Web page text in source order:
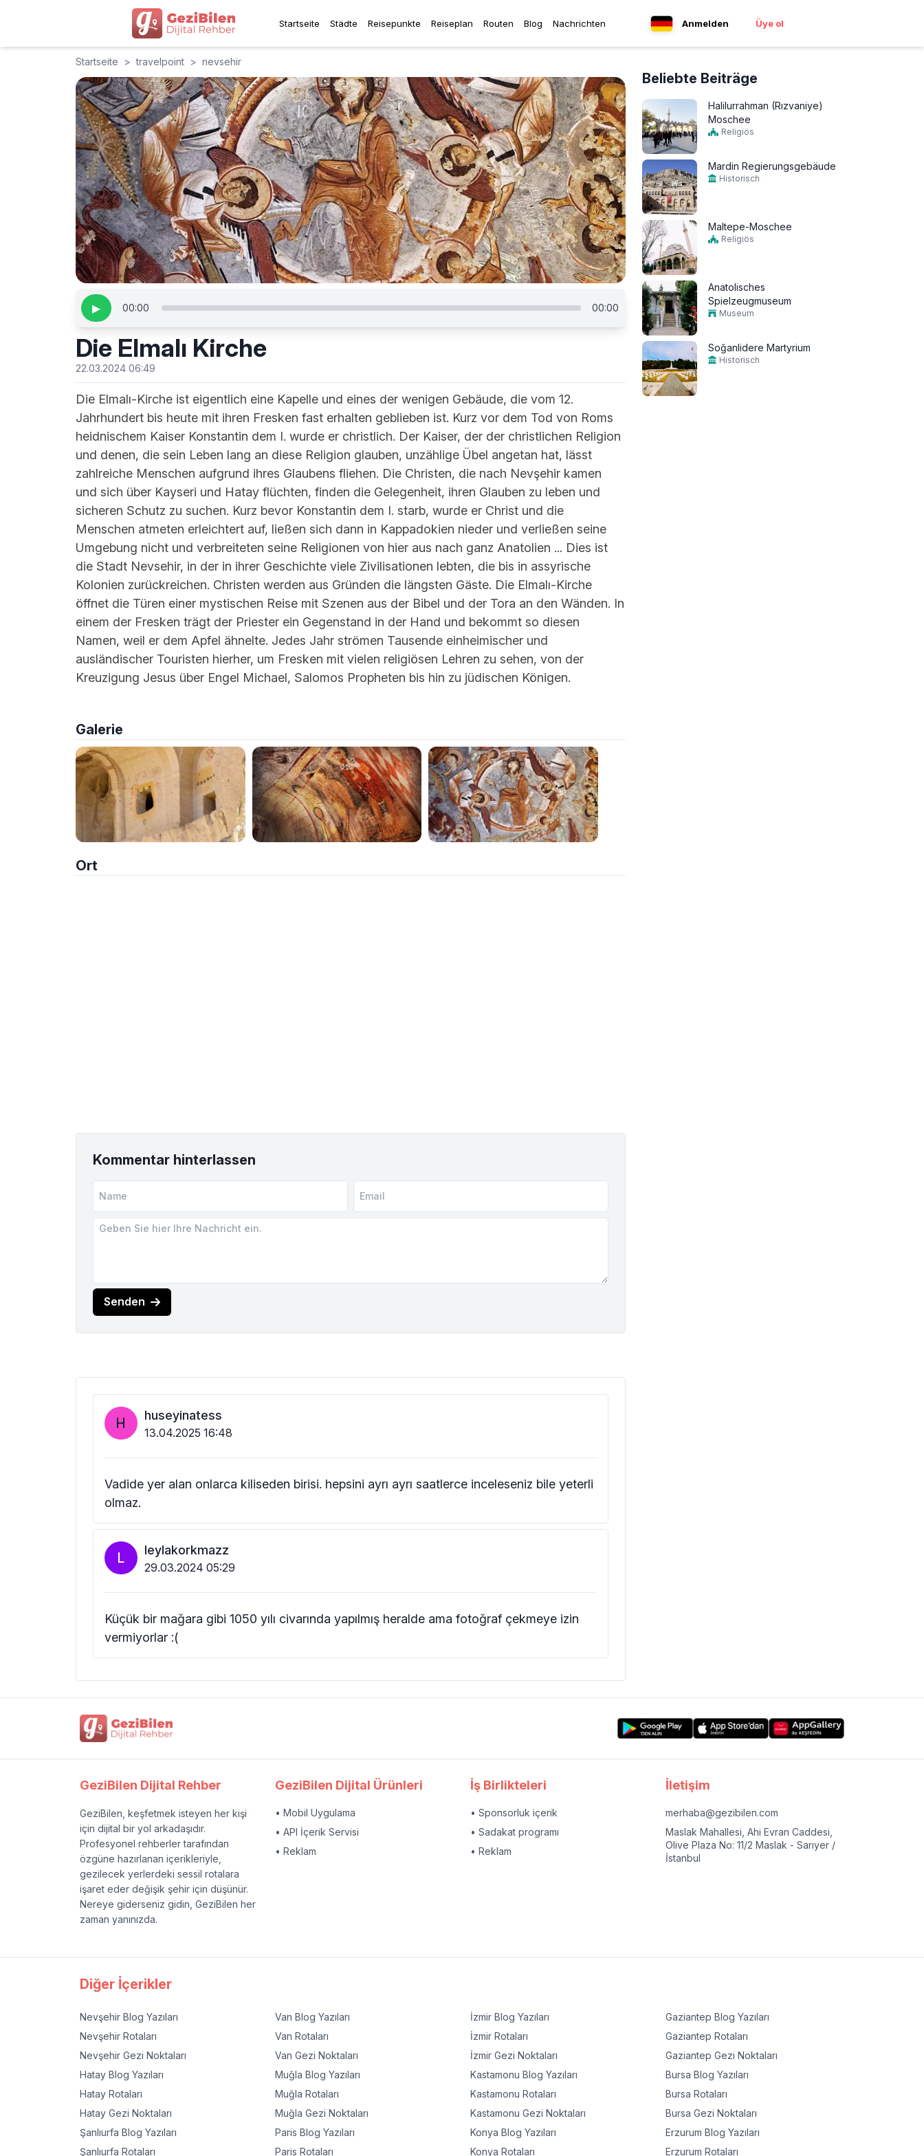
Startseite Städte Reisepunkte Reiseplan Routen Blog Nachrichten Anmelden Üye ol
Startseite > travelpoint > nevsehir
▶ 00:00 00:00
Die Elmalı Kirche
22.03.2024 06:49
Die Elmalı-Kirche ist eigentlich eine Kapelle und eines der wenigen Gebäude, die vom 12.
Jahrhundert bis heute mit ihren Fresken fast erhalten geblieben ist. Kurz vor dem Tod von Roms
heidnischem Kaiser Konstantin dem I. wurde er christlich. Der Kaiser, der der christlichen Religion
und denen, die sein Leben lang an diese Religion glauben, unzählige Übel angetan hat, lässt
zahlreiche Menschen aufgrund ihres Glaubens fliehen. Die Christen, die nach Nevşehir kamen
und sich über Kayseri und Hatay flüchten, finden die Gelegenheit, ihren Glauben zu leben und
sicheren Schutz zu suchen. Kurz bevor Konstantin dem I. starb, wurde er Christ und die
Menschen atmeten erleichtert auf, ließen sich dann in Kappadokien nieder und verließen seine
Umgebung nicht und verbreiteten seine Religionen von hier aus nach ganz Anatolien ... Dies ist
die Stadt Nevsehir, in der in ihrer Geschichte viele Zivilisationen lebten, die bis in assyrische
Kolonien zurückreichen. Christen werden aus Gründen die längsten Gäste. Die Elmalı-Kirche
öffnet die Türen einer mystischen Reise mit Szenen aus der Bibel und der Tora an den Wänden. In
einem der Fresken trägt der Priester ein Gegenstand in der Hand und bekommt so diesen
Namen, weil er dem Apfel ähnelte. Jedes Jahr strömen Tausende einheimischer und
ausländischer Touristen hierher, um Fresken mit vielen religiösen Lehren zu sehen, von der
Kreuzigung Jesus über Engel Michael, Salomos Propheten bis hin zu jüdischen Königen.
Galerie
Ort
Kommentar hinterlassen
Senden
H huseyinatess
13.04.2025 16:48
Vadide yer alan onlarca kiliseden birisi. hepsini ayrı ayrı saatlerce inceleseniz bile yeterli
olmaz.
L leylakorkmazz
29.03.2024 05:29
Küçük bir mağara gibi 1050 yılı civarında yapılmış heralde ama fotoğraf çekmeye izin
vermiyorlar :(
Beliebte Beiträge
Halilurrahman (Rızvaniye)
Moschee
Religiös
Mardin Regierungsgebäude
Historisch
Maltepe-Moschee
Religiös
Anatolisches
Spielzeugmuseum
Museum
Soğanlidere Martyrium
Historisch
GeziBilen Dijital Rehber
GeziBilen, keşfetmek isteyen her kişi
için dijital bir yol arkadaşıdır.
Profesyonel rehberler tarafından
özgüne hazırlanan içerikleriyle,
gezilecek yerlerdeki sessil rotalara
işaret eder değişik şehir için düşünür.
Nereye giderseniz gidin, GeziBilen her
zaman yanınızda.
GeziBilen Dijital Ürünleri
• Mobil Uygulama
• API İçerik Servisi
• Reklam
İş Birlikteleri
• Sponsorluk içerik
• Sadakat programı
• Reklam
İletişim
merhaba@gezibilen.com
Maslak Mahallesi, Ahi Evran Caddesi,
Olive Plaza No: 11/2 Maslak - Sarıyer /
İstanbul
Diğer İçerikler
Nevşehir Blog Yazıları
Nevşehir Rotaları
Nevşehir Gezi Noktaları
Hatay Blog Yazıları
Hatay Rotaları
Hatay Gezi Noktaları
Şanlıurfa Blog Yazıları
Şanlıurfa Rotaları
Van Blog Yazıları
Van Rotaları
Van Gezi Noktaları
Muğla Blog Yazıları
Muğla Rotaları
Muğla Gezi Noktaları
Paris Blog Yazıları
Paris Rotaları
İzmir Blog Yazıları
İzmir Rotaları
İzmir Gezi Noktaları
Kastamonu Blog Yazıları
Kastamonu Rotaları
Kastamonu Gezi Noktaları
Konya Blog Yazıları
Konya Rotaları
Gaziantep Blog Yazıları
Gaziantep Rotaları
Gaziantep Gezi Noktaları
Bursa Blog Yazıları
Bursa Rotaları
Bursa Gezi Noktaları
Erzurum Blog Yazıları
Erzurum Rotaları